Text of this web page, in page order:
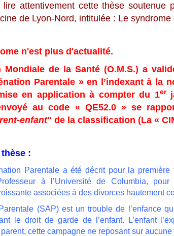
attentivement cette thèse soutenue
de Lyon-Nord, intitulée : Le
n'est plus d'actualité.
Mondiale de la Santé (O.M.S.) a
Parentale » en l’indexant à la
en application à compter du 1er
au code « QE52.0 » se
enfant" de la classification (La «
thèse :
Parentale a été décrit pour la
à l’Université de Columbia,
associées à des divorces hautement
(SAP) est un trouble de l’enfance
le droit de garde de l’enfant. L’enfant
cette campagne ne reposant sur